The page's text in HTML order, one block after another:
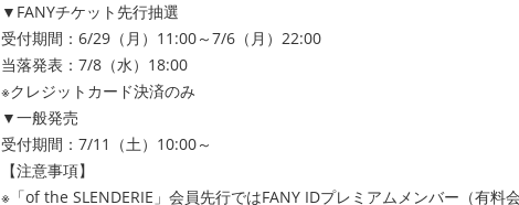
▼FANYチケット先行抽選
受付期間：6/29（月）11:00～7/6（月）22:00
当落発表：7/8（水）18:00
※クレジットカード決済のみ
▼一般発売
受付期間：7/11（土）10:00～
【注意事項】
※「of the SLENDERIE」会員先行ではFANY IDプレミアムメンバー（有料会